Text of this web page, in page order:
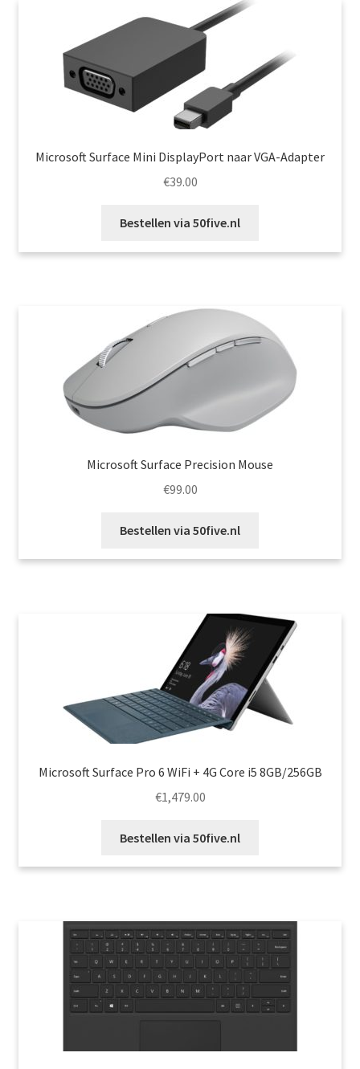
Microsoft Surface Mini DisplayPort naar VGA-Adapter
€39.00
Bestellen via 50five.nl
Microsoft Surface Precision Mouse
€99.00
Bestellen via 50five.nl
Microsoft Surface Pro 6 WiFi + 4G Core i5 8GB/256GB
€1,479.00
Bestellen via 50five.nl